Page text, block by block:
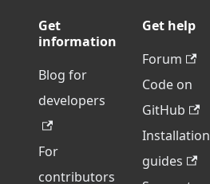
Get
information
Blog for
developers
For
contributors
Get help
Forum
Code on
GitHub
Installation
guides